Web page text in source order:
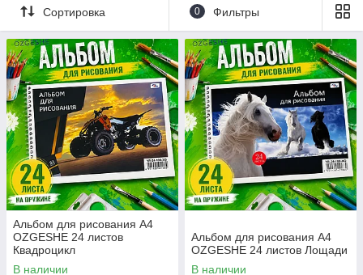
Сортировка 0 Фильтры
Альбом для рисования А4
OZGESHE 24 листов
Квадроцикл
В наличии
Альбом для рисования А4
OZGESHE 24 листов Лощади
В наличии